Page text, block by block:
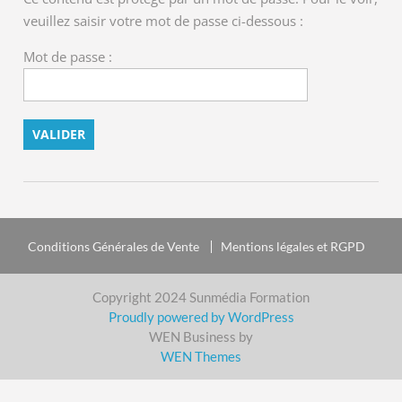
veuillez saisir votre mot de passe ci-dessous :
Mot de passe :
Conditions Générales de Vente Mentions légales et RGPD
Copyright 2024 Sunmédia Formation
Proudly powered by WordPress
WEN Business by
WEN Themes